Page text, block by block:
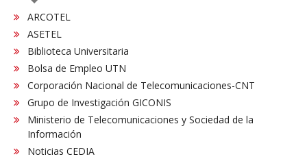
ARCOTEL
ASETEL
Biblioteca Universitaria
Bolsa de Empleo UTN
Corporación Nacional de Telecomunicaciones-CNT
Grupo de Investigación GICONIS
Ministerio de Telecomunicaciones y Sociedad de la
Información
Noticias CEDIA